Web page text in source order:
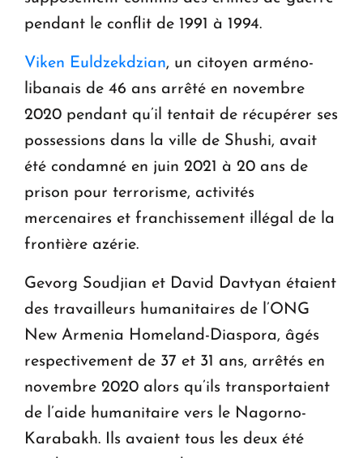
pendant le conflit de 1991 à 1994.
Viken Euldzekdzian, un citoyen arméno-
libanais de 46 ans arrêté en novembre
2020 pendant qu’il tentait de récupérer ses
possessions dans la ville de Shushi, avait
été condamné en juin 2021 à 20 ans de
prison pour terrorisme, activités
mercenaires et franchissement illégal de la
frontière azérie.
Gevorg Soudjian et David Davtyan étaient
des travailleurs humanitaires de l’ONG
New Armenia Homeland-Diaspora, âgés
respectivement de 37 et 31 ans, arrêtés en
novembre 2020 alors qu’ils transportaient
de l’aide humanitaire vers le Nagorno-
Karabakh. Ils avaient tous les deux été